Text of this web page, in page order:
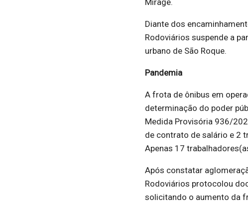
Mirage.
Diante dos
Rodoviários suspende a
urbano de São Roque.
Pandemia
A frota de ônibus em
determinação do poder
Medida Provisória 936/
de contrato de salário e 2
Apenas 17
Após constatar
Rodoviários protocolou
solicitando o aumento da